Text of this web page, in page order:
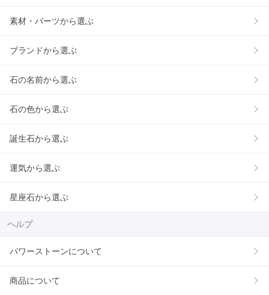
素材・パーツから選ぶ
ブランドから選ぶ
石の名前から選ぶ
石の色から選ぶ
誕生石から選ぶ
運気から選ぶ
星座石から選ぶ
ヘルプ
パワーストーンについて
商品について